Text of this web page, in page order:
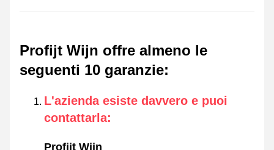
Profijt Wijn offre almeno le
seguenti 10 garanzie:
L'azienda esiste davvero e puoi
contattarla:
Profijt Wijn